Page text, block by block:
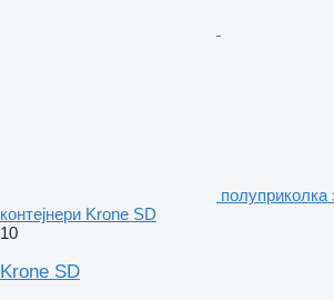
полуприколка
контејнери Krone SD
10
Krone SD